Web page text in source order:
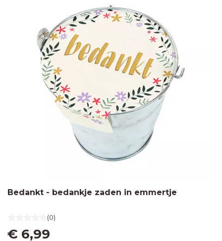
Bedankt - bedankje zaden in emmertje
(0)
€ 6,99